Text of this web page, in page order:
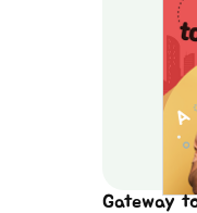
Gateway